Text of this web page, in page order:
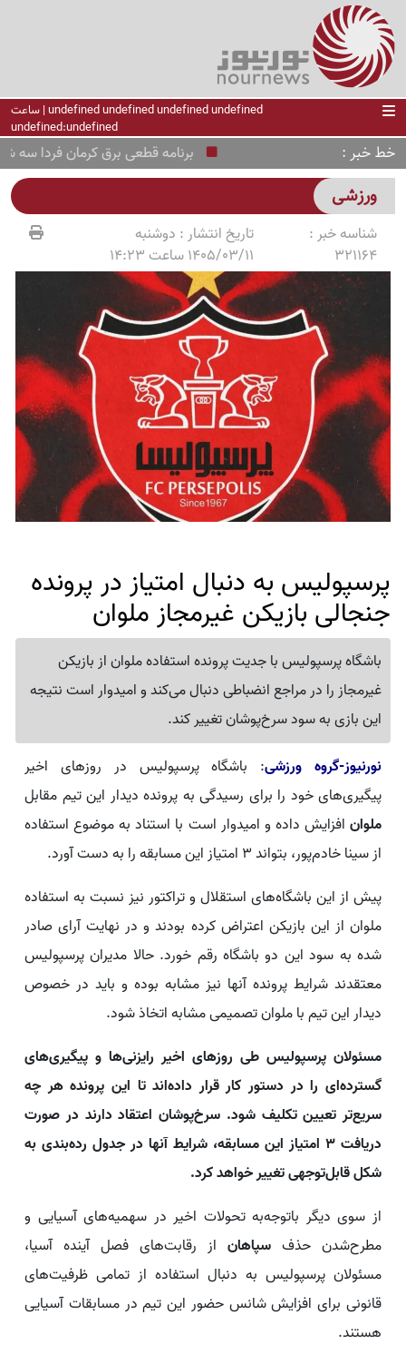
undefined undefined undefined undefined | ساعت
undefined:undefined
خط خبر برنامه قطعی برق کرمان فردا سه شنبه 20 مرداد + لینک
ورزشی
شناسه خبر :
321164
تاریخ انتشار : دوشنبه
1405/03/11 ساعت 14:23
پرسپولیس به دنبال امتیاز در پرونده
جنجالی بازیکن غیرمجاز ملوان
باشگاه پرسپولیس با جدیت پرونده استفاده ملوان از بازیکن
غیرمجاز را در مراجع انضباطی دنبال می‌کند و امیدوار است نتیجه
این بازی به سود سرخ‌پوشان تغییر کند.
نورنیوز-گروه ورزشی: باشگاه پرسپولیس در روزهای اخیر
پیگیری‌های خود را برای رسیدگی به پرونده دیدار این تیم مقابل
ملوان افزایش داده و امیدوار است با استناد به موضوع استفاده
از سینا خادم‌پور، بتواند ۳ امتیاز این مسابقه را به دست آورد.
پیش از این باشگاه‌های استقلال و تراکتور نیز نسبت به استفاده
ملوان از این بازیکن اعتراض کرده بودند و در نهایت آرای صادر
شده به سود این دو باشگاه رقم خورد. حالا مدیران پرسپولیس
معتقدند شرایط پرونده آنها نیز مشابه بوده و باید در خصوص
دیدار این تیم با ملوان تصمیمی مشابه اتخاذ شود.
مسئولان پرسپولیس طی روزهای اخیر رایزنی‌ها و پیگیری‌های
گسترده‌ای را در دستور کار قرار داده‌اند تا این پرونده هر چه
سریع‌تر تعیین تکلیف شود. سرخ‌پوشان اعتقاد دارند در صورت
دریافت ۳ امتیاز این مسابقه، شرایط آنها در جدول رده‌بندی به
شکل قابل‌توجهی تغییر خواهد کرد.
از سوی دیگر باتوجه‌به تحولات اخیر در سهمیه‌های آسیایی و
مطرح‌شدن حذف سپاهان از رقابت‌های فصل آینده آسیا،
مسئولان پرسپولیس به دنبال استفاده از تمامی ظرفیت‌های
قانونی برای افزایش شانس حضور این تیم در مسابقات آسیایی
هستند.